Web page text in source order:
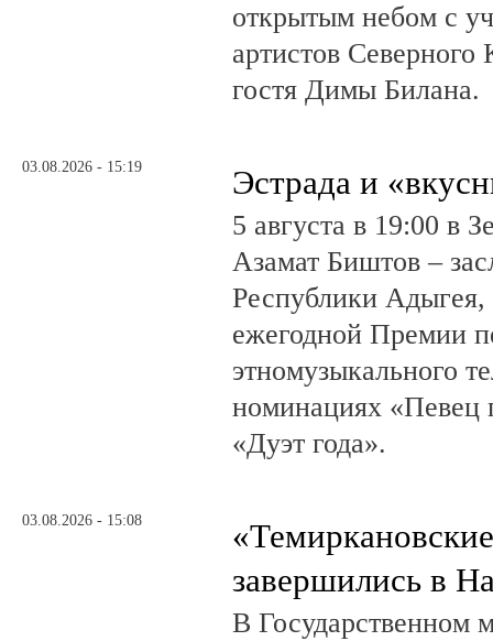
открытым небом с
артистов Северного
гостя Димы Билана.
03.08.2026 - 15:19 Эстрада и
5 августа в 19:00 в
Азамат Биштов –
Республики
ежегодной Премии
этномузыкального
номинациях «Певец
«Дуэт года».
03.08.2026 - 15:08
завершились в
В Государственном